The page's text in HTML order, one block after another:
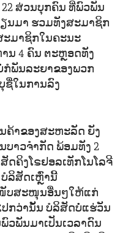
22 ສ່ວນບຸກຄົນ ທີ່ພົວພັນ
ນມາ ຮວມທັງສະມາຊິກ
ະມາຊິກໃນຄະນະ
ນ 4 ຄົນ ຕະຫຼອດທັງ
ກໍພັນລະຍາຂອງພວກ
ຊື່ໃນການລົງ
ຄ້າຂອງສະຫະລັດ ຍັງ
າວຈຳກັດ ພ້ອມທັງ 2
ດຄິງໂຣຢອລເທັກໂນໂລຈີ
ລິສັດເຫຼົ່ານີ້
ບສະໜຸນອື່ນໆໃຫ້ແກ່
ກວ່ານັ້ນ ບໍລິສັດບໍ່ແຮ່ວັນ
ວພັນມາເປັນເວລາດົນ